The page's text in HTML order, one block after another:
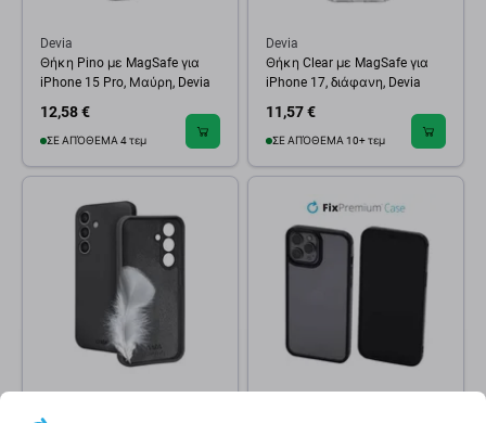
Devia
Θήκη Pino με MagSafe για
iPhone 15 Pro, Μαύρη, Devia
12,58 €
ΣΕ ΑΠΌΘΕΜΑ 4 τεμ
Devia
Θήκη Clear με MagSafe για
iPhone 17, διάφανη, Devia
11,57 €
ΣΕ ΑΠΌΘΕΜΑ 10+ τεμ